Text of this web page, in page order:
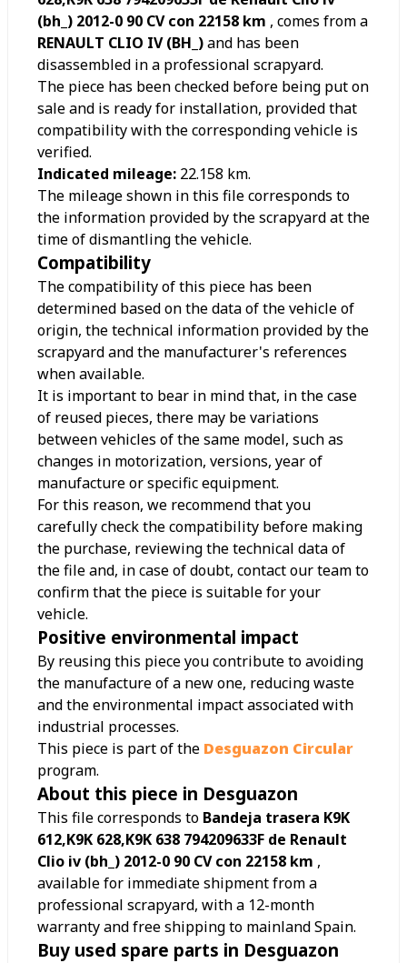
(bh_) 2012-0 90 CV con 22158 km , comes from a
RENAULT CLIO IV (BH_)and has been
disassembled in a professional scrapyard.
The piece has been checked before being put on
sale and is ready for installation, provided that
compatibility with the corresponding vehicle is
verified.
Indicated mileage: 22.158 km.
The mileage shown in this file corresponds to
the information provided by the scrapyard at the
time of dismantling the vehicle.
Compatibility
The compatibility of this piece has been
determined based on the data of the vehicle of
origin, the technical information provided by the
scrapyard and the manufacturer's references
when available.
It is important to bear in mind that, in the case
of reused pieces, there may be variations
between vehicles of the same model, such as
changes in motorization, versions, year of
manufacture or specific equipment.
For this reason, we recommend that you
carefully check the compatibility before making
the purchase, reviewing the technical data of
the file and, in case of doubt, contact our team to
confirm that the piece is suitable for your
vehicle.
Positive environmental impact
By reusing this piece you contribute to avoiding
the manufacture of a new one, reducing waste
and the environmental impact associated with
industrial processes.
This piece is part of the Desguazon Circular
program.
About this piece in Desguazon
This file corresponds to Bandeja trasera K9K
612,K9K 628,K9K 638 794209633F de Renault
Clio iv (bh_) 2012-0 90 CV con 22158 km ,
available for immediate shipment from a
professional scrapyard, with a 12-month
warranty and free shipping to mainland Spain.
Buy used spare parts in Desguazon